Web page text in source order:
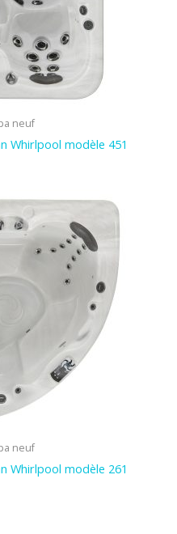
neuf
Whirlpool modèle 451
neuf
Whirlpool modèle 261